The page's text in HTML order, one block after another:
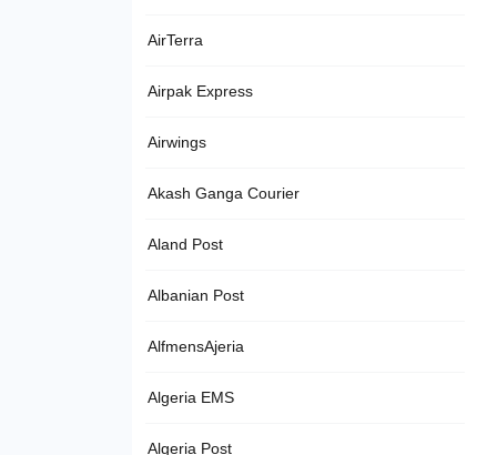
AirTerra
Airpak Express
Airwings
Akash Ganga Courier
Aland Post
Albanian Post
AlfmensAjeria
Algeria EMS
Algeria Post